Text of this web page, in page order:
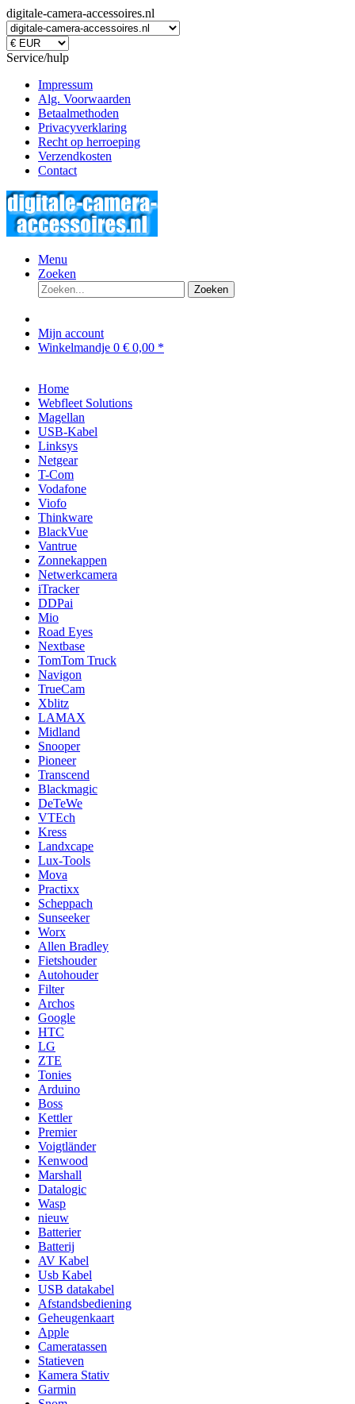
digitale-camera-accessoires.nl
Service/hulp
Impressum
Alg. Voorwaarden
Betaalmethoden
Privacyverklaring
Recht op herroeping
Verzendkosten
Contact
Menu
Zoeken
Zoeken
Mijn account
Winkelmandje 0 € 0,00 *
Home
Webfleet Solutions
Magellan
USB-Kabel
Linksys
Netgear
T-Com
Vodafone
Viofo
Thinkware
BlackVue
Vantrue
Zonnekappen
Netwerkcamera
iTracker
DDPai
Mio
Road Eyes
Nextbase
TomTom Truck
Navigon
TrueCam
Xblitz
LAMAX
Midland
Snooper
Pioneer
Transcend
Blackmagic
DeTeWe
VTEch
Kress
Landxcape
Lux-Tools
Mova
Practixx
Scheppach
Sunseeker
Worx
Allen Bradley
Fietshouder
Autohouder
Filter
Archos
Google
HTC
LG
ZTE
Tonies
Arduino
Boss
Kettler
Premier
Voigtländer
Kenwood
Marshall
Datalogic
Wasp
nieuw
Batterier
Batterij
AV Kabel
Usb Kabel
USB datakabel
Afstandsbediening
Geheugenkaart
Apple
Cameratassen
Statieven
Kamera Stativ
Garmin